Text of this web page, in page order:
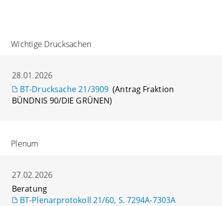
Wichtige Drucksachen
28.01.2026
BT-Drucksache 21/3909 (Antrag Fraktion
BÜNDNIS 90/DIE GRÜNEN)
Plenum
27.02.2026
Beratung
BT-Plenarprotokoll 21/60, S. 7294A-7303A